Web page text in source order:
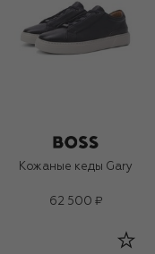
Кожаные кеды Gary
62 500 ₽